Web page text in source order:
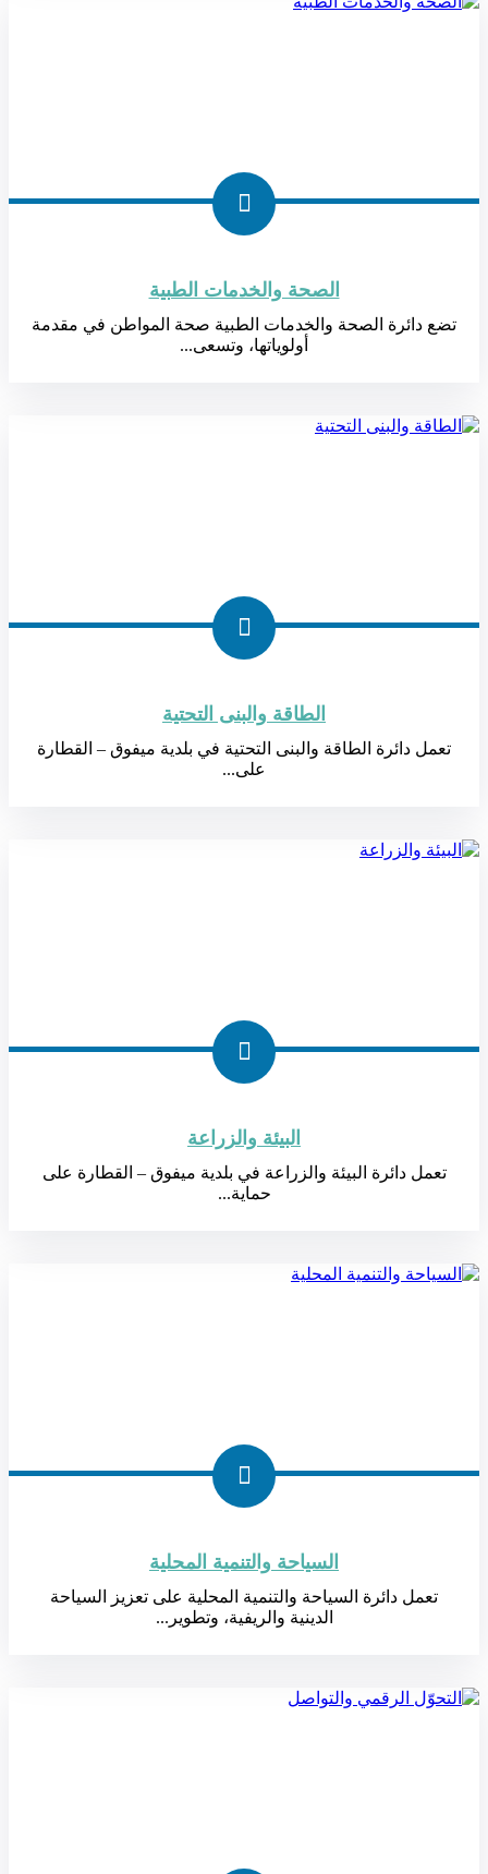
الصحة والخدمات الطبية
تضع دائرة الصحة والخدمات الطبية صحة المواطن في مقدمة
أولوياتها، وتسعى...
الطاقة والبنى التحتية
تعمل دائرة الطاقة والبنى التحتية في بلدية ميفوق – القطارة
على...
البيئة والزراعة
تعمل دائرة البيئة والزراعة في بلدية ميفوق – القطارة على
حماية...
السياحة والتنمية المحلية
تعمل دائرة السياحة والتنمية المحلية على تعزيز السياحة
الدينية والريفية، وتطوير...